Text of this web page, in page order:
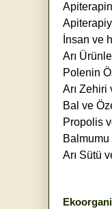
İnsan ve
Arı
Polenin
Arı Zehiri
Bal ve
Propolis
Arı Sütü